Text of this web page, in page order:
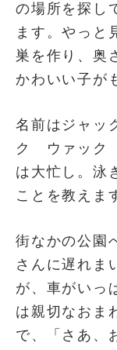
の場所を探し
ます。やっと
巣を作り、奥
かわいい子が
名前はジャ
ク ウァック
は大忙し。泳
ことを教えま
街なかの公園
さんに遅れま
が、車がいっ
は親切なおま
で、「さあ、